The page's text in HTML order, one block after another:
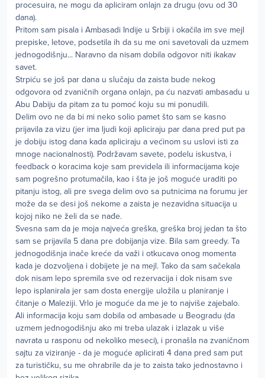
procesuira, ne mogu da apliciram onlajn za drugu (ovu od 30
dana).
Pritom sam pisala i Ambasadi Indije u Srbiji i okačila im sve mejl
prepiske, letove, podsetila ih da su me oni savetovali da uzmem
jednogodišnju... Naravno da nisam dobila odgovor niti ikakav
savet.
Strpiću se još par dana u slučaju da zaista bude nekog
odgovora od zvaničnih organa onlajn, pa ću nazvati ambasadu u
Abu Dabiju da pitam za tu pomoć koju su mi ponudili.
Delim ovo ne da bi mi neko solio pamet što sam se kasno
prijavila za vizu (jer ima ljudi koji apliciraju par dana pred put pa
je dobiju istog dana kada apliciraju a većinom su uslovi isti za
mnoge nacionalnosti). Podržavam savete, podelu iskustva, i
feedback o koracima koje sam previdela ili informacijama koje
sam pogrešno protumačila, kao i šta je još moguće uraditi po
pitanju istog, ali pre svega delim ovo sa putnicima na forumu jer
može da se desi još nekome a zaista je nezavidna situacija u
kojoj niko ne želi da se nađe.
Svesna sam da je moja najveća greška, greška broj jedan ta što
sam se prijavila 5 dana pre dobijanja vize. Bila sam greedy. Ta
jednogodišnja inače kreće da važi i otkucava onog momenta
kada je dozvoljena i dobijete je na mejl. Tako da sam sačekala
dok nisam lepo spremila sve od rezervacija i dok nisam sve
lepo isplanirala jer sam dosta energije uložila u planiranje i
čitanje o Maleziji. Vrlo je moguće da me je to najviše zajebalo.
Ali informacija koju sam dobila od ambasade u Beogradu (da
uzmem jednogodišnju ako mi treba ulazak i izlazak u više
navrata u rasponu od nekoliko meseci), i pronašla na zvaničnom
sajtu za viziranje - da je moguće aplicirati 4 dana pred sam put
za turističku, su me ohrabrile da je to zaista tako jednostavno i